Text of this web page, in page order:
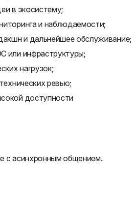
в экосистему;
и наблюдаемости;
и дальнейшее обслуживание;
или инфраструктуры;
нагрузок;
ревью;
доступности
с асинхронным общением.